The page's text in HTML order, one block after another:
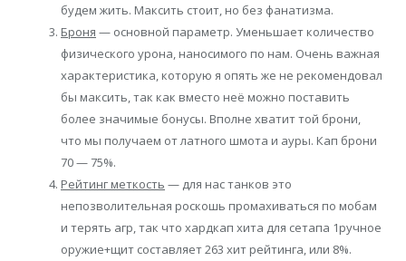
будем жить. Максить стоит, но без фанатизма.
Броня — основной параметр. Уменьшает количество
физического урона, наносимого по нам. Очень важная
характеристика, которую я опять же не рекомендовал
бы максить, так как вместо неё можно поставить
более значимые бонусы. Вполне хватит той брони,
что мы получаем от латного шмота и ауры. Кап брони
70 — 75%.
Рейтинг меткость — для нас танков это
непозволительная роскошь промахиваться по мобам
и терять агр, так что хардкап хита для сетапа 1ручное
оружие+щит составляет 263 хит рейтинга, или 8%.